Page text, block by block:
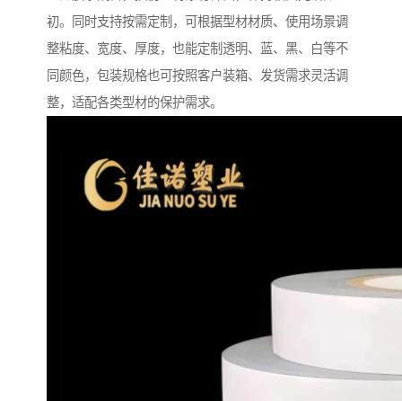
初。同时支持按需定制，可根据型材材质、使用场景调
整粘度、宽度、厚度，也能定制透明、蓝、黑、白等不
同颜色，包装规格也可按照客户装箱、发货需求灵活调
整，适配各类型材的保护需求。